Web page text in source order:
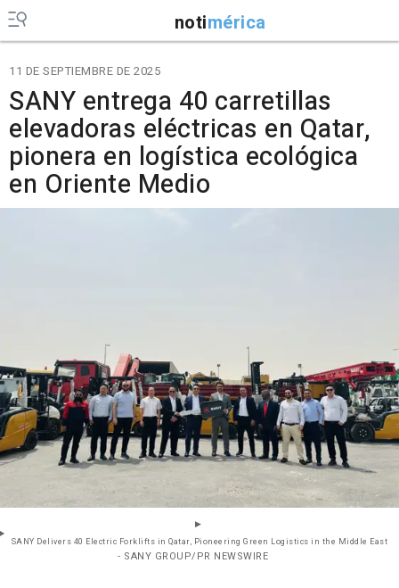
notimérica
11 DE SEPTIEMBRE DE 2025
SANY entrega 40 carretillas
elevadoras eléctricas en Qatar,
pionera en logística ecológica
en Oriente Medio
SANY Delivers 40 Electric Forklifts in Qatar, Pioneering Green Logistics in the Middle East
- SANY GROUP/PR NEWSWIRE